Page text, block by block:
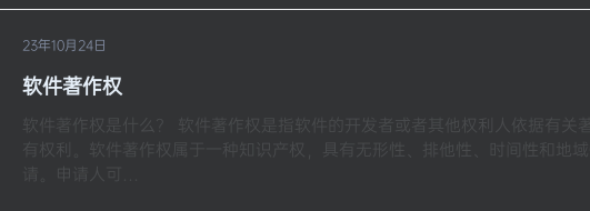
23年10月24日
软件著作权
软件著作权是什么？ 软件著作权是指软件的开发者或者其他权利人依据有关
有权利。软件著作权属于一种知识产权，具有无形性、排他性、时间性和地
请。申请人可…